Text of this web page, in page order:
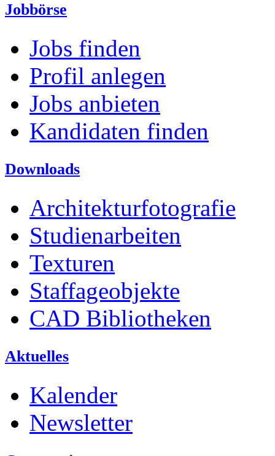
Jobbörse
Jobs finden
Profil anlegen
Jobs anbieten
Kandidaten finden
Downloads
Architekturfotografie
Studienarbeiten
Texturen
Staffageobjekte
CAD Bibliotheken
Aktuelles
Kalender
Newsletter